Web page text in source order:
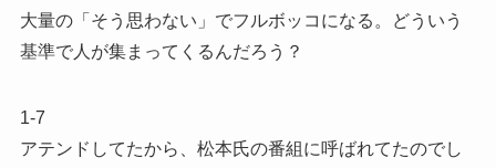
大量の「そう思わない」でフルボッコになる。どういう
基準で人が集まってくるんだろう？
1-7
アテンドしてたから、松本氏の番組に呼ばれてたのでし